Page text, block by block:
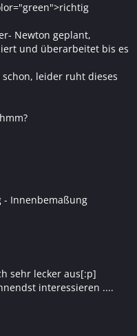
Newton geplant,
und überarbeitet bis es
leider ruht dieses
- Innenbemaßung
sehr lecker aus[:p]
interessieren ....